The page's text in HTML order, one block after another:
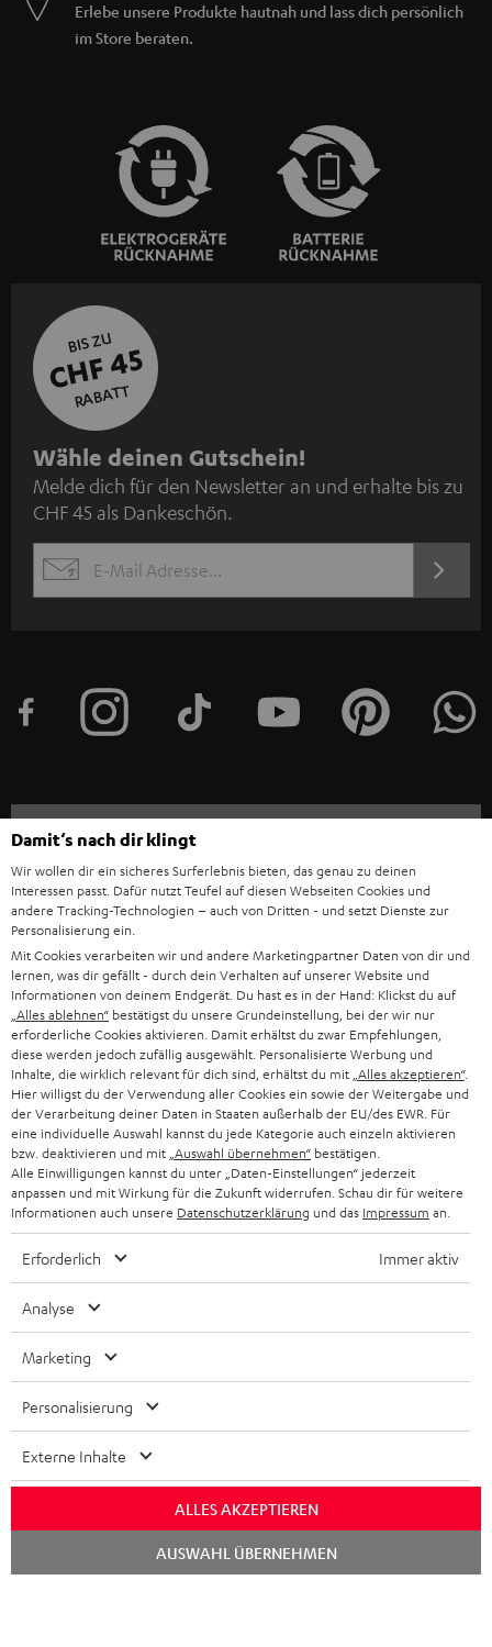
Erlebe unsere Produkte hautnah und lass dich persönlich
im Store beraten.
BIS ZU
CHF 45
RABATT
N
e
w
s
l
e
n
m
e
l
d
u
n
g
Wähle deinen Gutschein!
Melde dich für den Newsletter an und erhalte bis zu
CHF 45 als Dankeschön.
EMAIL
JETZT
Kategorien
HEIMKINO
HEIMKINO-KOMPLETTANLAGEN
SOUNDBARS
STEREO
SMART HOME
BLUETOOTH-LAUTSPRECHER
KOPFHÖRER
BLUETOOTH-KOPFHÖRER
STEREOANLAGEN
LAUTSPRECHER
ULTIMA-SERIE
IN-EAR-KOPFHÖRER
FANSHOP
Unternehmen
SUPPORT
KARRIERE
PRESSE & MARKETING
GESCHÄFTSKUNDEN
PARTNERPROGRAMM
BLOG
NEWSLETTER
UNSER MANAGEMENT
Teufel Onlineshops
DEUTSCHLAND
ÖSTERREICH
SCHWEIZ
NIEDERLANDE
FRANKREICH
POLEN
ITALIEN
Fotos abgebildete Zubehör ist nicht im Lieferumfang enthalten. Etwaige
Entsorgungsgebühren für Batterien sind im Preis inbegriffen.
©2026 Lautsprecher Teufel GmbH - All rights reserved.
Damit‘s nach dir klingt
Wir wollen dir ein sicheres Surferlebnis bieten, das genau zu deinen
Interessen passt. Dafür nutzt Teufel auf diesen Webseiten Cookies und
andere Tracking-Technologien – auch von Dritten - und setzt Dienste zur
Personalisierung ein.
Mit Cookies verarbeiten wir und andere Marketingpartner Daten von dir und
lernen, was dir gefällt - durch dein Verhalten auf unserer Website und
Informationen von deinem Endgerät. Du hast es in der Hand: Klickst du auf
„Alles ablehnen“ bestätigst du unsere Grundeinstellung, bei der wir nur
erforderliche Cookies aktivieren. Damit erhältst du zwar Empfehlungen,
diese werden jedoch zufällig ausgewählt. Personalisierte Werbung und
Inhalte, die wirklich relevant für dich sind, erhältst du mit „Alles akzeptieren“.
Hier willigst du der Verwendung aller Cookies ein sowie der Weitergabe und
der Verarbeitung deiner Daten in Staaten außerhalb der EU/des EWR. Für
eine individuelle Auswahl kannst du jede Kategorie auch einzeln aktivieren
bzw. deaktivieren und mit „Auswahl übernehmen“ bestätigen.
Alle Einwilligungen kannst du unter „Daten-Einstellungen“ jederzeit
anpassen und mit Wirkung für die Zukunft widerrufen. Schau dir für weitere
Informationen auch unsere Datenschutzerklärung und das Impressum an.
Erforderlich Immer aktiv
Analyse
Marketing
Personalisierung
Externe Inhalte
ALLES AKZEPTIEREN
AUSWAHL ÜBERNEHMEN